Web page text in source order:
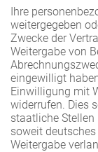
Ihre
weitergegeben
Zwecke der
Weitergabe von
eingewilligt
Einwilligung mit
widerrufen. Dies
staatliche Stellen
soweit
Weitergabe